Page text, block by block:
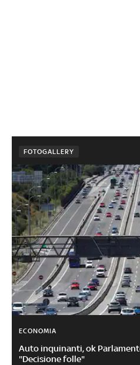
FOTOGALLERY
ECONOMIA
Auto inquinanti, ok
"Decisione folle"